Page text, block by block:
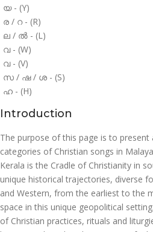
യ - (Y)
ര / റ - (R)
ല / ൽ - (L)
വ - (W)
വ - (V)
സ / ഷ / ശ - (S)
ഹ - (H)
Introduction
The purpose of this page is to
categories of Christian songs in
Kerala is the Cradle of Christianity in
unique historical trajectories, diverse
and Western, from the earliest to the
space in this unique geopolitical
of Christian practices, rituals and